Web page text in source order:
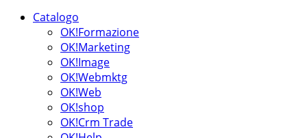
Catalogo
OK!Formazione
OK!Marketing
OK!Image
OK!Webmktg
OK!Web
OK!shop
OK!Crm Trade